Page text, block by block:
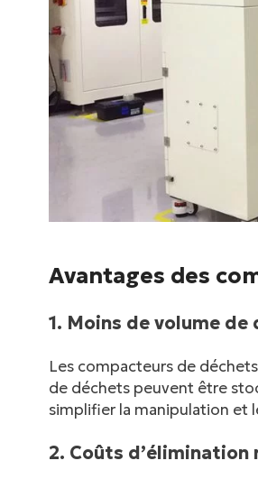
Avantages des
1. Moins de volume de
Les compacteurs de
de déchets peuvent être
simplifier la manipulation et
2. Coûts d’élimination